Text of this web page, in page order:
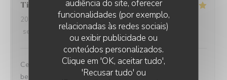
audiência do site, oferecer
funcionalidades (por exemplo,
relacionadas às redes sociais)
ou exibir publicidade ou
conteúdos personalizados.
Clique em 'OK, aceitar tudo',
'Recusar tudo' ou
Tiphanie
2026-07-23
- 12:00 - guests 2
service
ambience: 4/5 menu: 5/5 quality_price
Ce fût un très bon moment. Des mets succulents et une
belle présentation, avec une belle générosité. Je